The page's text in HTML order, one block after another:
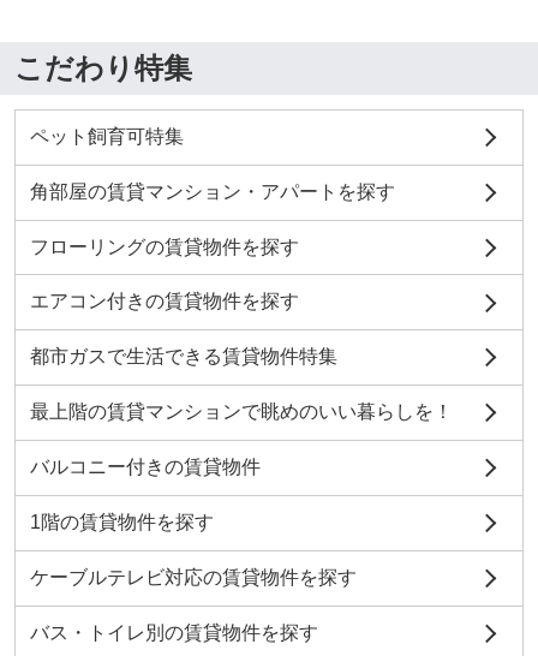
こだわり特集
ペット飼育可特集
角部屋の賃貸マンション・アパートを探す
フローリングの賃貸物件を探す
エアコン付きの賃貸物件を探す
都市ガスで生活できる賃貸物件特集
最上階の賃貸マンションで眺めのいい暮らしを！
バルコニー付きの賃貸物件
1階の賃貸物件を探す
ケーブルテレビ対応の賃貸物件を探す
バス・トイレ別の賃貸物件を探す